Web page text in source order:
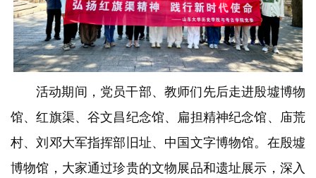
活动期间，党员干部、教师们先后走进殷墟博物
馆、红旗渠、谷文昌纪念馆、扁担精神纪念馆、庙荒
村、刘邓大军指挥部旧址、中国文字博物馆。在殷墟
博物馆，大家通过珍贵的文物展品和遗址展示，深入